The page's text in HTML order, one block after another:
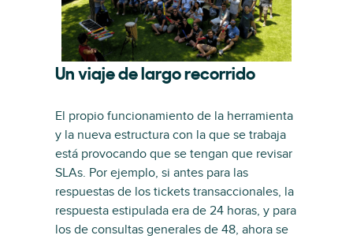
Un viaje de largo recorrido
El propio funcionamiento de la herramienta
y la nueva estructura con la que se trabaja
está provocando que se tengan que revisar
SLAs. Por ejemplo, si antes para las
respuestas de los tickets transaccionales, la
respuesta estipulada era de 24 horas, y para
los de consultas generales de 48, ahora se